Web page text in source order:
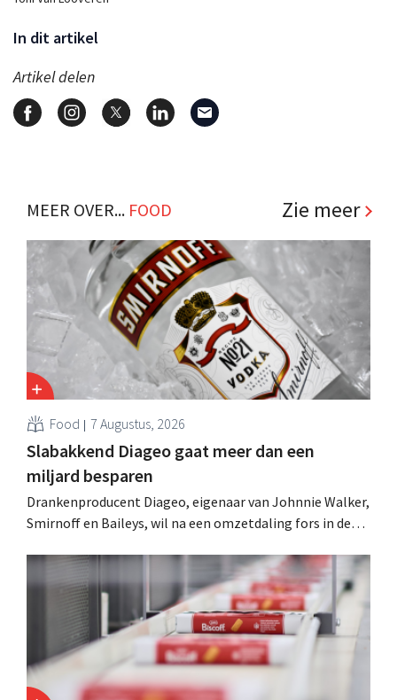
In dit artikel
Artikel delen
MEER OVER... FOOD Zie meer
Food 7 Augustus, 2026
Slabakkend Diageo gaat meer dan een
miljard besparen
Drankenproducent Diageo, eigenaar van Johnnie Walker,
Smirnoff en Baileys, wil na een omzetdaling fors in de
andere Guiness en voorgemixte cocktails.